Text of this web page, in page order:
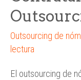
Outsourcing de
lectura
El outsourcing de